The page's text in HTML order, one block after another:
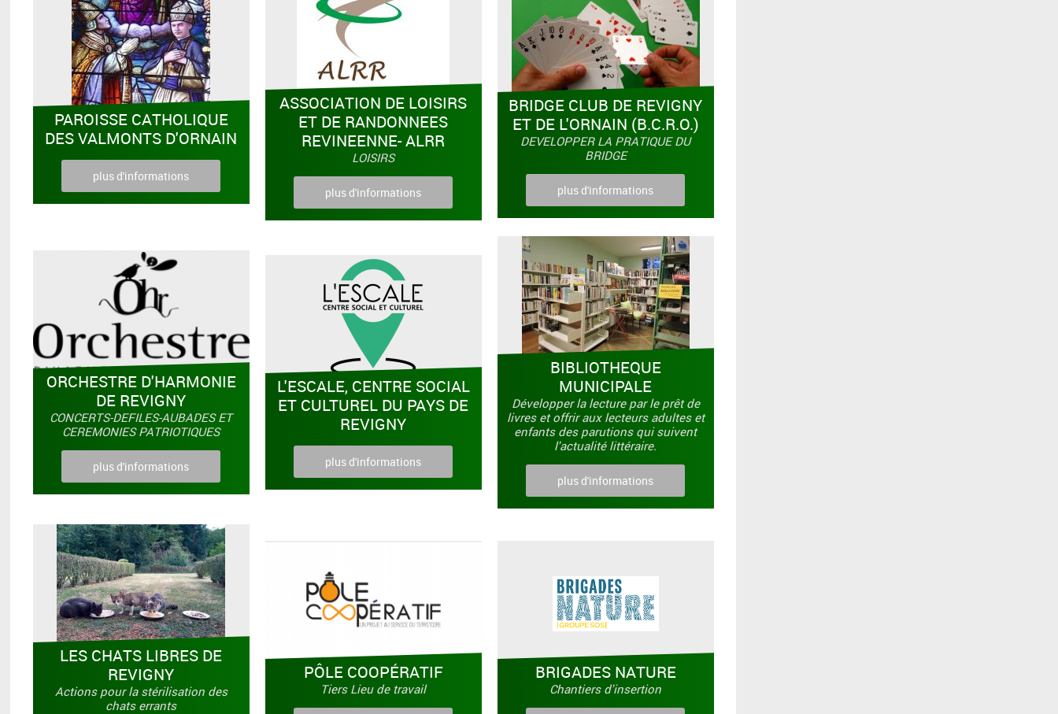
PAROISSE CATHOLIQUE
DES VALMONTS D'ORNAIN
plus d'informations
ASSOCIATION DE LOISIRS
ET DE RANDONNEES
REVINEENNE- ALRR
LOISIRS
plus d'informations
BRIDGE CLUB DE REVIGNY
ET DE L'ORNAIN (B.C.R.O.)
DEVELOPPER LA PRATIQUE DU
BRIDGE
plus d'informations
ORCHESTRE D'HARMONIE
DE REVIGNY
CONCERTS-DEFILES-AUBADES ET
CEREMONIES PATRIOTIQUES
plus d'informations
L'ESCALE, CENTRE SOCIAL
ET CULTUREL DU PAYS DE
REVIGNY
plus d'informations
BIBLIOTHEQUE
MUNICIPALE
Développer la lecture par le prêt de
livres et offrir aux lecteurs adultes et
enfants des parutions qui suivent
l'actualité littéraire.
plus d'informations
LES CHATS LIBRES DE
REVIGNY
Actions pour la stérilisation des
chats errants
PÔLE COOPÉRATIF
Tiers Lieu de travail
BRIGADES NATURE
Chantiers d'insertion